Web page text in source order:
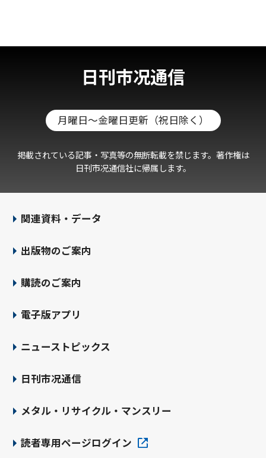
日刊市况通信
月曜日～金曜日更新（祝日除く）
掲載されている記事・写真等の無断転載を禁じます。著作権は
日刊市况通信社に帰属します。
関連資料・データ
出版物のご案内
購読のご案内
電子版アプリ
ニューストピックス
日刊市况通信
メタル・リサイクル・マンスリー
読者専用ページログイン